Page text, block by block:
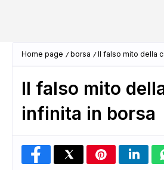
Home page borsa Il falso mito della
Il falso mito
infinita in borsa